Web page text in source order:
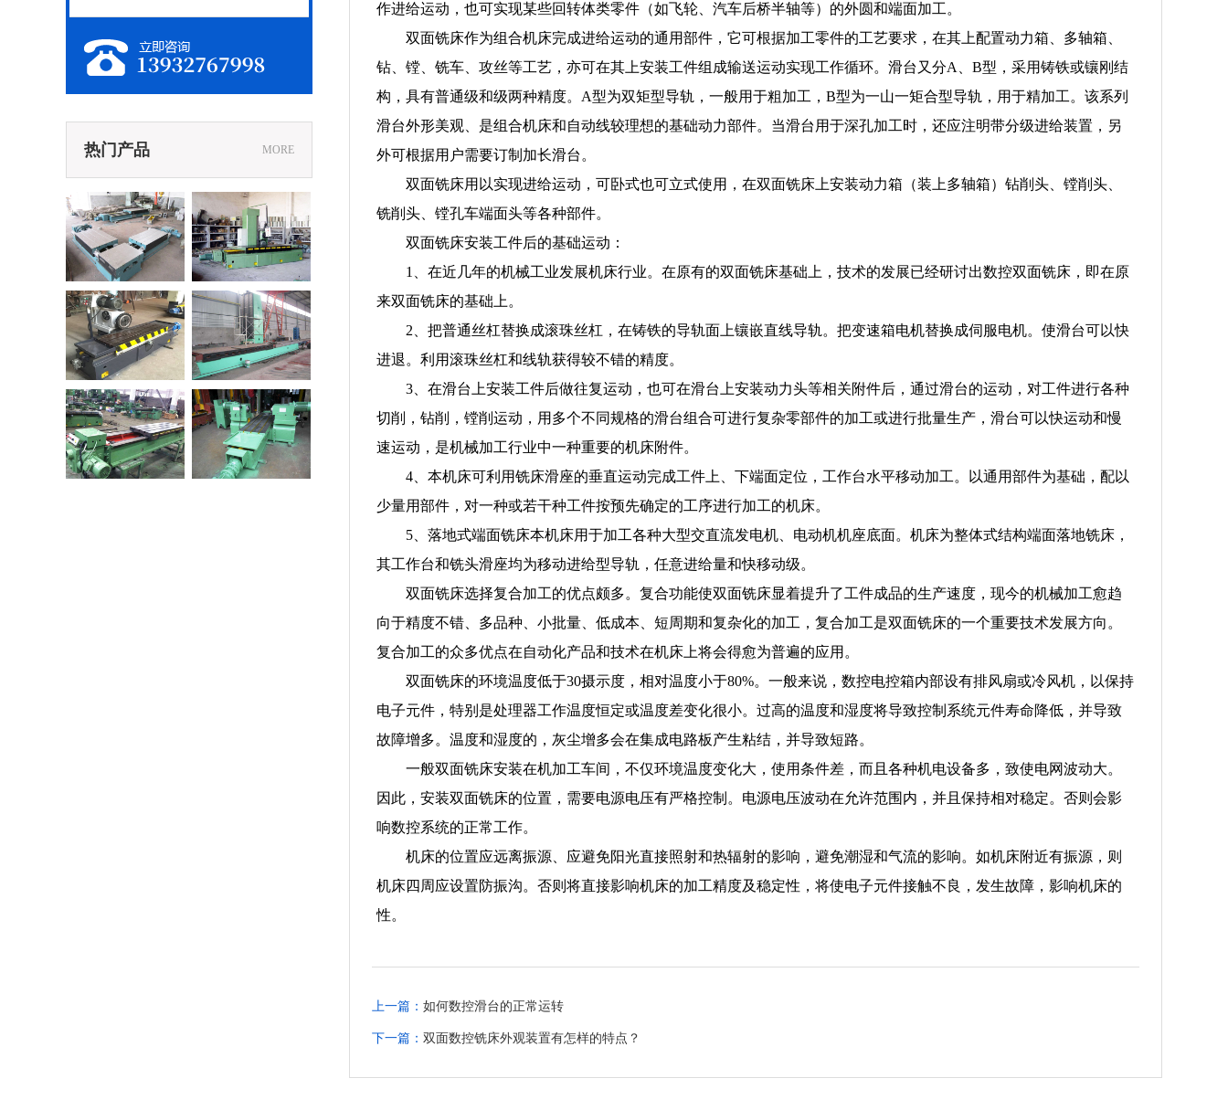
热门产品 MORE
XD1300端面铣床
端面铣床（齐头
机）
SX2016型双面铣床
作进给运动，也可实现某些回转体类零件（如飞轮、汽车后桥半轴等）的外圆和端面加工。
双面铣床作为组合机床完成进给运动的通用部件，它可根据加工零件的工艺要求，在其上配置动力箱、多轴箱、
钻、镗、铣车、攻丝等工艺，亦可在其上安装工件组成输送运动实现工作循环。滑台又分A、B型，采用铸铁或镶刚结
构，具有普通级和级两种精度。A型为双矩型导轨，一般用于粗加工，B型为一山一矩合型导轨，用于精加工。该系列
滑台外形美观、是组合机床和自动线较理想的基础动力部件。当滑台用于深孔加工时，还应注明带分级进给装置，另
外可根据用户需要订制加长滑台。
双面铣床用以实现进给运动，可卧式也可立式使用，在双面铣床上安装动力箱（装上多轴箱）钻削头、镗削头、
铣削头、镗孔车端面头等各种部件。
双面铣床安装工件后的基础运动：
1、在近几年的机械工业发展机床行业。在原有的双面铣床基础上，技术的发展已经研讨出数控双面铣床，即在原
来双面铣床的基础上。
2、把普通丝杠替换成滚珠丝杠，在铸铁的导轨面上镶嵌直线导轨。把变速箱电机替换成伺服电机。使滑台可以快
进退。利用滚珠丝杠和线轨获得较不错的精度。
3、在滑台上安装工件后做往复运动，也可在滑台上安装动力头等相关附件后，通过滑台的运动，对工件进行各种
切削，钻削，镗削运动，用多个不同规格的滑台组合可进行复杂零部件的加工或进行批量生产，滑台可以快运动和慢
速运动，是机械加工行业中一种重要的机床附件。
4、本机床可利用铣床滑座的垂直运动完成工件上、下端面定位，工作台水平移动加工。以通用部件为基础，配以
少量用部件，对一种或若干种工件按预先确定的工序进行加工的机床。
5、落地式端面铣床本机床用于加工各种大型交直流发电机、电动机机座底面。机床为整体式结构端面落地铣床，
其工作台和铣头滑座均为移动进给型导轨，任意进给量和快移动级。
双面铣床选择复合加工的优点颇多。复合功能使双面铣床显着提升了工件成品的生产速度，现今的机械加工愈趋
向于精度不错、多品种、小批量、低成本、短周期和复杂化的加工，复合加工是双面铣床的一个重要技术发展方向。
复合加工的众多优点在自动化产品和技术在机床上将会得愈为普遍的应用。
双面铣床的环境温度低于30摄示度，相对温度小于80%。一般来说，数控电控箱内部设有排风扇或冷风机，以保持
电子元件，特别是处理器工作温度恒定或温度差变化很小。过高的温度和湿度将导致控制系统元件寿命降低，并导致
故障增多。温度和湿度的，灰尘增多会在集成电路板产生粘结，并导致短路。
一般双面铣床安装在机加工车间，不仅环境温度变化大，使用条件差，而且各种机电设备多，致使电网波动大。
因此，安装双面铣床的位置，需要电源电压有严格控制。电源电压波动在允许范围内，并且保持相对稳定。否则会影
响数控系统的正常工作。
机床的位置应远离振源、应避免阳光直接照射和热辐射的影响，避免潮湿和气流的影响。如机床附近有振源，则
机床四周应设置防振沟。否则将直接影响机床的加工精度及稳定性，将使电子元件接触不良，发生故障，影响机床的
性。
上一篇： 如何数控滑台的正常运转
下一篇： 双面数控铣床外观装置有怎样的特点？